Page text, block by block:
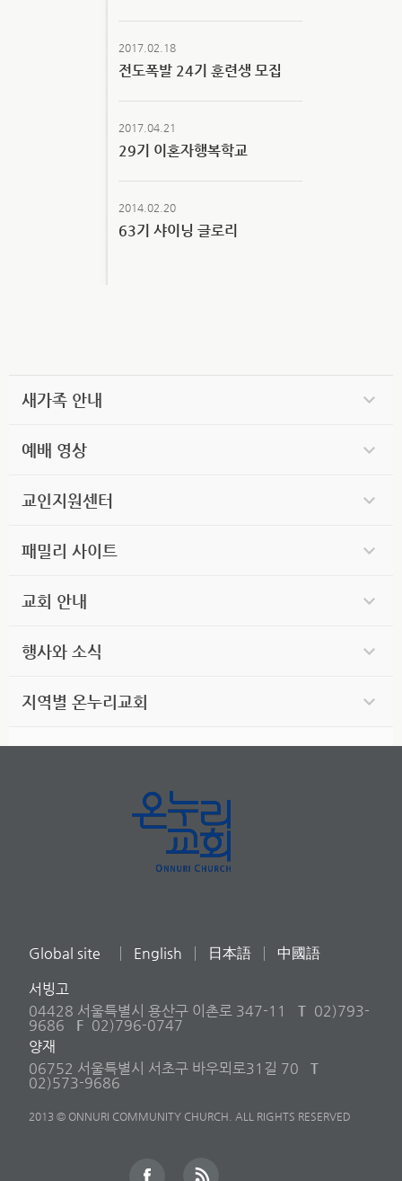
2017.02.18
전도폭발 24기 훈련생 모집
2017.04.21
29기 이혼자행복학교
2014.02.20
63기 샤이닝 글로리
새가족 안내
예배 영상
교인지원센터
패밀리 사이트
교회 안내
행사와 소식
지역별 온누리교회
Global site English 日本語 中國語
서빙고
04428 서울특별시 용산구 이촌로 347-11
T 02)793-
9686
F 02)796-0747
양재
06752 서울특별시 서초구 바우뫼로31길 70
T
02)573-9686
2013 © ONNURI COMMUNITY CHURCH. ALL RIGHTS RESERVED